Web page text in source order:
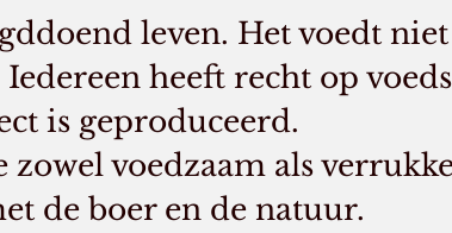
leven. Het voedt
heeft recht op
is geproduceerd.
voedzaam als
de boer en de natuur.